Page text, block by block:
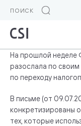
На прошлой неделе
разослала по
по переходу
В письме (от
конкретизированы
тех, которые